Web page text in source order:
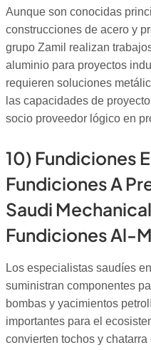
Aunque son conocidas
construcciones de acero y
grupo Zamil realizan
aluminio para proyectos
requieren soluciones
las capacidades de
socio proveedor lógico en
10) Fundiciones
Fundiciones A
Saudi
Fundiciones Al-
Los especialistas saudíes
suministran componentes
bombas y yacimientos
importantes para el
convierten tochos y